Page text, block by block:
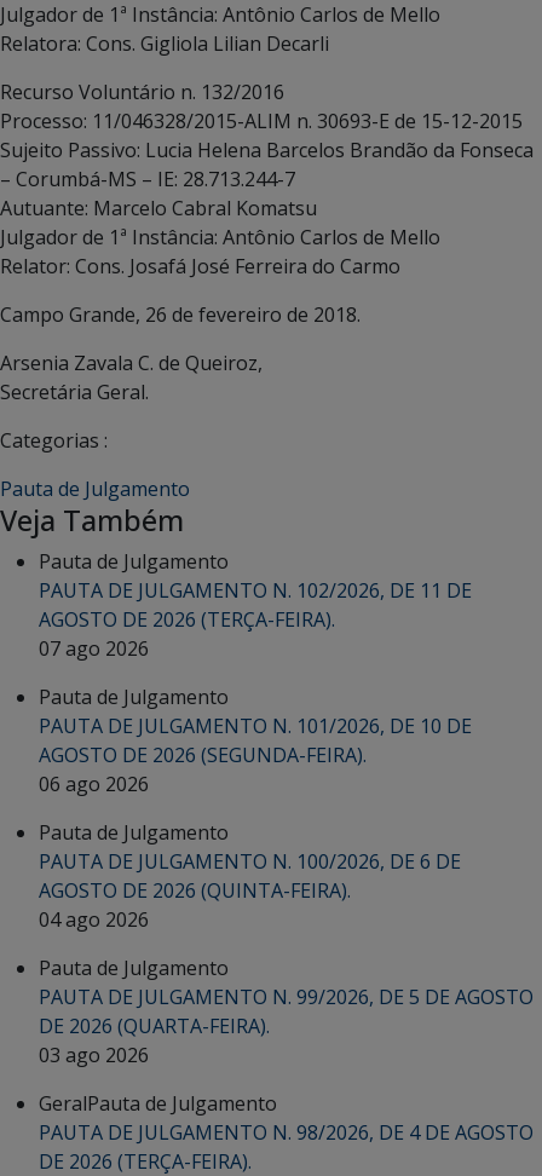
Julgador de 1ª Instância: Antônio Carlos de Mello
Relatora: Cons. Gigliola Lilian Decarli
Recurso Voluntário n. 132/2016
Processo: 11/046328/2015-ALIM n. 30693-E de 15-12-2015
Sujeito Passivo: Lucia Helena Barcelos Brandão da Fonseca
– Corumbá-MS – IE: 28.713.244-7
Autuante: Marcelo Cabral Komatsu
Julgador de 1ª Instância: Antônio Carlos de Mello
Relator: Cons. Josafá José Ferreira do Carmo
Campo Grande, 26 de fevereiro de 2018.
Arsenia Zavala C. de Queiroz,
Secretária Geral.
Categorias :
Pauta de Julgamento
Veja Também
Pauta de Julgamento
PAUTA DE JULGAMENTO N. 102/2026, DE 11 DE
AGOSTO DE 2026 (TERÇA-FEIRA).
07 ago 2026
Pauta de Julgamento
PAUTA DE JULGAMENTO N. 101/2026, DE 10 DE
AGOSTO DE 2026 (SEGUNDA-FEIRA).
06 ago 2026
Pauta de Julgamento
PAUTA DE JULGAMENTO N. 100/2026, DE 6 DE
AGOSTO DE 2026 (QUINTA-FEIRA).
04 ago 2026
Pauta de Julgamento
PAUTA DE JULGAMENTO N. 99/2026, DE 5 DE AGOSTO
DE 2026 (QUARTA-FEIRA).
03 ago 2026
GeralPauta de Julgamento
PAUTA DE JULGAMENTO N. 98/2026, DE 4 DE AGOSTO
DE 2026 (TERÇA-FEIRA).